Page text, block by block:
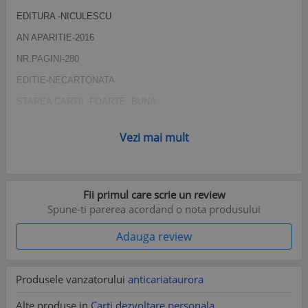
EDITURA -NICULESCU
AN APARITIE-2016
NR.PAGINI-280
EDITIE-NECARTONATA
Vezi mai mult
Fii primul care scrie un review
Spune-ti parerea acordand o nota produsului
Adauga review
Produsele vanzatorului anticariataurora
Alte produse in Carti dezvoltare personala